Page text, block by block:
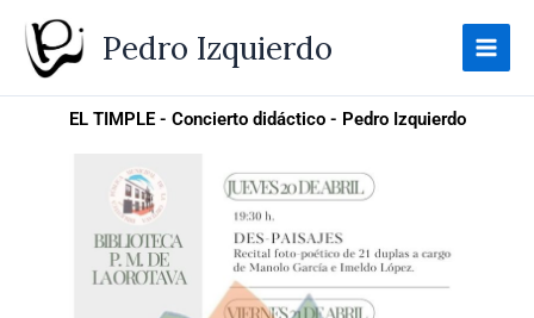
contenido
Pedro Izquierdo
EL TIMPLE - Concierto didáctico - Pedro Izquierdo